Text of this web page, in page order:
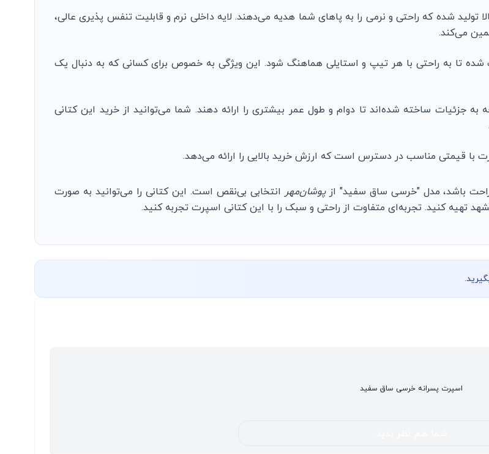
تولید شده که راحتی و نرمی را به پاهای شما هدیه می‌دهند. لایه داخلی نرم و قابلیت تنفس پذیری عالی،
می‌کند.
تا به راحتی با هر تیپ و استایلی هماهنگ شود. این ویژگی به خصوص برای کسانی که به دنبال یک
جزئیات ساخته شده‌اند تا دوام و طول عمر بیشتری را ارائه دهند. شما می‌توانید از خرید این کتانی
با قیمتی مناسب در دسترس است که ارزش خرید بالایی را ارائه می‌دهد.
باشد، مدل "خرسی ساق سفید" ازپوشان‌مهرانتخابی بی‌نقص است. این کتانی را می‌توانید به صورت
تهیه کنید. تجربه‌ای متفاوت از راحتی و سبک را با این کتانی اسپرت تجربه کنید.
اسپرت پسرانه خرسی ساق سفید